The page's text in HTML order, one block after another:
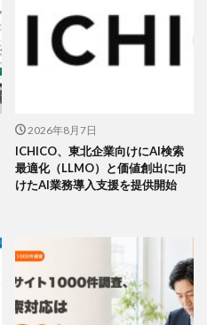
2026年8月7日
ICHICO、東北企業向けにAI検索
最適化（LLMO）と価値創出に向
けたAI業務導入支援を提供開始